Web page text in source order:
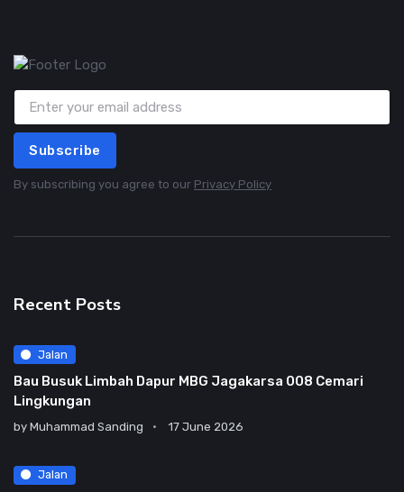
Subscribe
By subscribing you agree to our Privacy Policy
Recent Posts
Jalan
Bau Busuk Limbah Dapur MBG Jagakarsa 008 Cemari
Lingkungan
by Muhammad Sanding 17 June 2026
Jalan